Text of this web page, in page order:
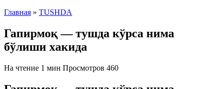
Главная » TUSHDA
Гапирмоқ — тушда кўрса нима
бўлиши хакида
На чтение 1 мин Просмотров 460